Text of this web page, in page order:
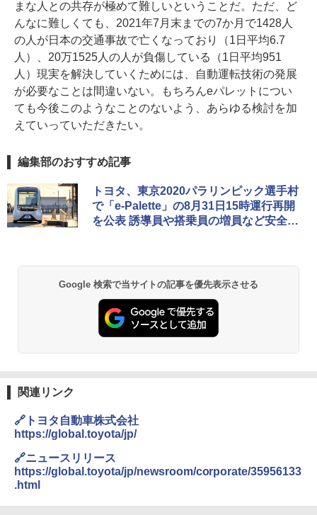
まな人との共存が極めて難しいということだ。ただ、ど
んなに難しくても、2021年7月末までの7か月で1428人
の人が日本の交通事故で亡くなっており（1日平均6.7
人）、20万1525人の人が負傷している（1日平均951
人）現実を解決していくためには、自動運転技術の発展
が必要なことは間違いない。もちろんeパレットについ
ても今後このようなことのないよう、あらゆる検討を加
えていっていただきたい。
編集部のおすすめ記事
トヨタ、東京2020パラリンピック選手村
で「e-Palette」の8月31日15時運行再開
を公表 誘導員や搭乗員の増員など安全対
Google 検索で当サイトの記事を優先表示させる
関連リンク
🔗トヨタ自動車株式会社
https://global.toyota/jp/
🔗ニュースリリース
https://global.toyota/jp/newsroom/corporate/35956133
.html